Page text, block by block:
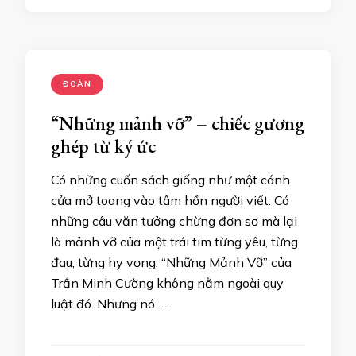
ĐOÀN
“Những mảnh vỡ” – chiếc gương
ghép từ ký ức
Có những cuốn sách giống như một cánh
cửa mở toang vào tâm hồn người viết. Có
những câu văn tưởng chừng đơn sơ mà lại
là mảnh vỡ của một trái tim từng yêu, từng
đau, từng hy vọng. “Những Mảnh Vỡ” của
Trần Minh Cường không nằm ngoài quy
luật đó. Nhưng nó …